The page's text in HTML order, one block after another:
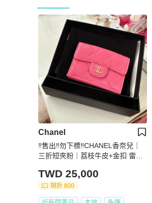
Chanel
‼️售出‼️勿下標‼️CHANEL香奈兒｜
三折短夾粉｜荔枝牛皮+金扣 雷標2
TWD 25,000
現折 800